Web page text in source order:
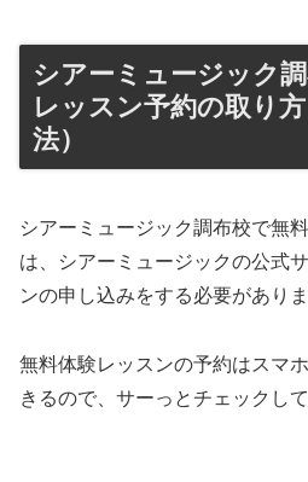
シアーミュージック
レッスン予約の取り
法）
シアーミュージック調布校で無
は、シアーミュージックの公式
ンの申し込みをする必要がありま
無料体験レッスンの予約はスマ
きるので、サーっとチェックし